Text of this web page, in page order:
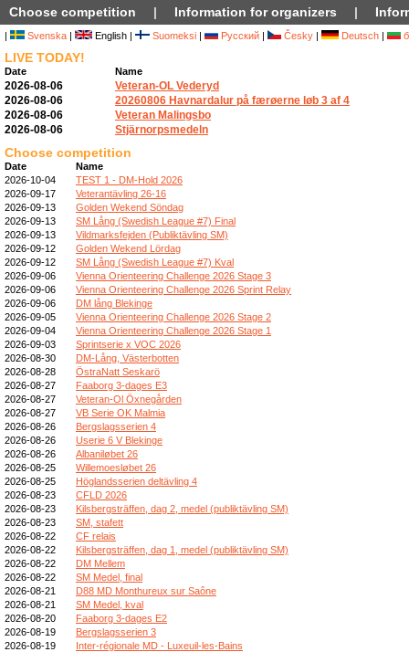
Choose competition | Information for organizers |
| Svenska | English | Suomeksi | Русский | Česky | Deutsch |
LIVE TODAY!
Date Name
2026-08-06
Veteran-OL Vederyd
2026-08-06
20260806 Havnardalur på færøerne løb 3 af 4
2026-08-06
Veteran Malingsbo
2026-08-06
Stjärnorpsmedeln
Choose competition
Date
Name
2026-10-04
TEST 1 - DM-Hold 2026
2026-09-17
Veterantävling 26-16
2026-09-13
Golden Wekend Söndag
2026-09-13
SM Lång (Swedish League #7) Final
2026-09-13
Vildmarksfejden (Publiktävling SM)
2026-09-12
Golden Wekend Lördag
2026-09-12
SM Lång (Swedish League #7) Kval
2026-09-06
Vienna Orienteering Challenge 2026 Stage 3
2026-09-06
Vienna Orienteering Challenge 2026 Sprint Relay
2026-09-06
DM lång Blekinge
2026-09-05
Vienna Orienteering Challenge 2026 Stage 2
2026-09-04
Vienna Orienteering Challenge 2026 Stage 1
2026-09-03
Sprintserie x VOC 2026
2026-08-30
DM-Lång, Västerbotten
2026-08-28
ÖstraNatt Seskarö
2026-08-27
Faaborg 3-dages E3
2026-08-27
Veteran-Ol Öxnegården
2026-08-27
VB Serie OK Malmia
2026-08-26
Bergslagsserien 4
2026-08-26
Userie 6 V Blekinge
2026-08-26
Albaniløbet 26
2026-08-25
Willemoesløbet 26
2026-08-25
Höglandsserien deltävling 4
2026-08-23
CFLD 2026
2026-08-23
Kilsbergsträffen, dag 2, medel (publiktävling SM)
2026-08-23
SM, stafett
2026-08-22
CF relais
2026-08-22
Kilsbergsträffen, dag 1, medel (publiktävling SM)
2026-08-22
DM Mellem
2026-08-22
SM Medel, final
2026-08-21
D88 MD Monthureux sur Saône
2026-08-21
SM Medel, kval
2026-08-20
Faaborg 3-dages E2
2026-08-19
Bergslagsserien 3
2026-08-19
Inter-régionale MD - Luxeuil-les-Bains